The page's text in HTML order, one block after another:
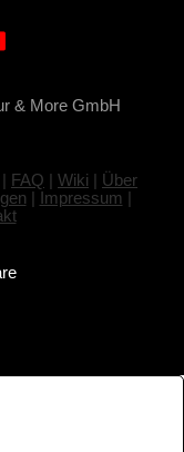
& More GmbH
| FAQ | Wiki | Über
| Impressum |